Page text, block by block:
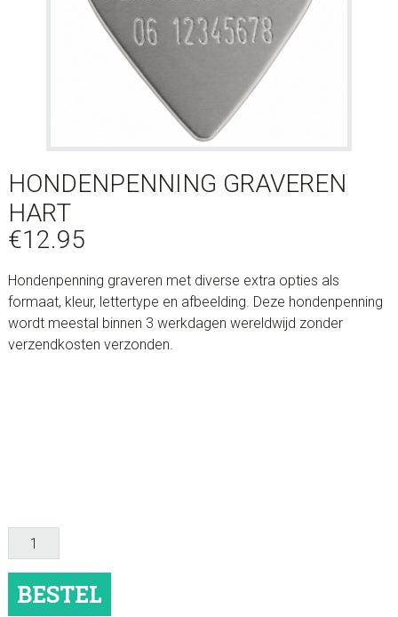
HONDENPENNING GRAVEREN
HART
€12.95
Hondenpenning graveren met diverse extra opties als
formaat, kleur, lettertype en afbeelding. Deze hondenpenning
wordt meestal binnen 3 werkdagen wereldwijd zonder
verzendkosten verzonden.
Hondenpenning
graveren
aantal
BESTEL